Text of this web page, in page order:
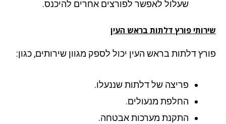
שעלול לאפשר לפורצים אחרים להיכנס.
פורץ דלתות בראש העין
דלתות בראש העין יכול לספק מגוון שירותים, כגון:
פריצה של דלתות שננעלו.
החלפת מנעולים.
התקנת מערכות אבטחה.